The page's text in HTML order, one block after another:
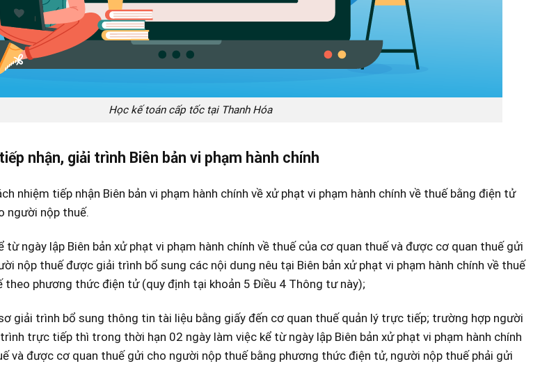
Học kế toán cấp tốc tại Thanh Hóa
nhận, giải trình Biên bản vi phạm hành chính
nhiệm tiếp nhận Biên bản vi phạm hành chính về xử phạt vi phạm hành chính về thuế bằng điện tử
người nộp thuế.
từ ngày lập Biên bản xử phạt vi phạm hành chính về thuế của cơ quan thuế và được cơ quan thuế gửi
nộp thuế được giải trình bổ sung các nội dung nêu tại Biên bản xử phạt vi phạm hành chính về thuế
theo phương thức điện tử (quy định tại khoản 5 Điều 4 Thông tư này);
giải trình bổ sung thông tin tài liệu bằng giấy đến cơ quan thuế quản lý trực tiếp; trường hợp người
trực tiếp thì trong thời hạn 02 ngày làm việc kể từ ngày lập Biên bản xử phạt vi phạm hành chính
và được cơ quan thuế gửi cho người nộp thuế bằng phương thức điện tử, người nộp thuế phải gửi